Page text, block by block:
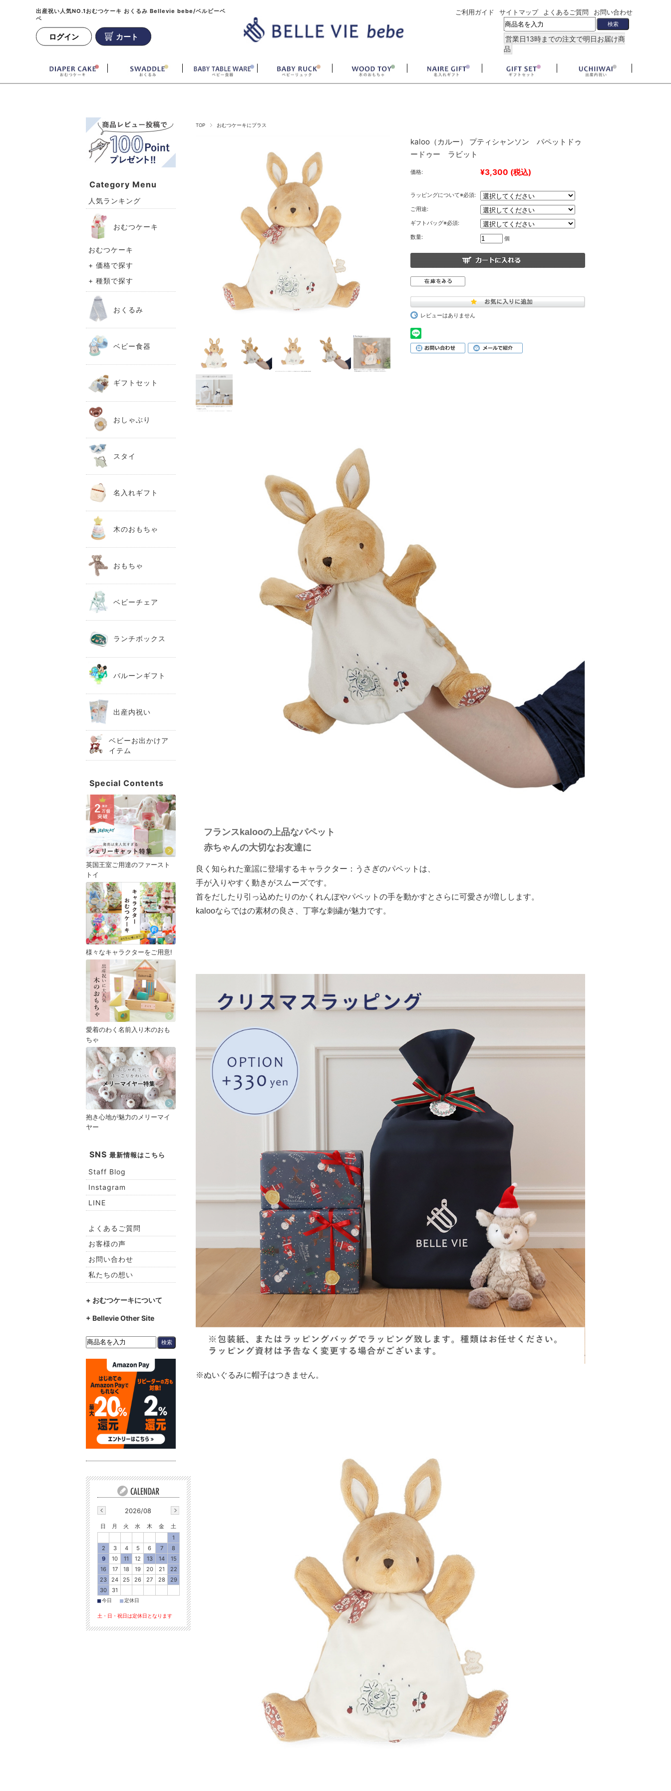
出産祝い人気NO.1おむつケーキ おくるみ Bellevie bebe/ベルビーベ
ベ
ログイン カート
ご利用ガイド サイトマップ よくあるご質問 お問い合わせ
営業日13時までの注文で明日お届け商
品
TOP おむつケーキにプラス
kaloo（カルー） プティシャンソン パペットドゥ
ードゥー ラビット
価格: ¥3,300 (税込)
ラッピングについて※必須:
ご用途:
ギフトバッグ※必須:
数量:
個
レビューはありません
フランスkalooの上品なパペット
赤ちゃんの大切なお友達に
良く知られた童謡に登場するキャラクター：うさぎのパペットは、
手が入りやすく動きがスムーズです。
首をだしたり引っ込めたりのかくれんぼやパペットの手を動かすとさらに可愛さが増しします。
kalooならではの素材の良さ、丁寧な刺繍が魅力です。
※ぬいぐるみに帽子はつきません。
Category Menu
人気ランキング
おむつケーキ
おむつケーキ
+ 価格で探す
+ 種類で探す
おくるみ
ベビー食器
ギフトセット
おしゃぶり
スタイ
名入れギフト
木のおもちゃ
おもちゃ
ベビーチェア
ランチボックス
バルーンギフト
出産内祝い
ベビーお出かけア
イテム
Special Contents
英国王室ご用達のファースト
トイ
様々なキャラクターをご用意!
愛着のわく名前入り木のおも
ちゃ
抱き心地が魅力のメリーマイ
ヤー
SNS 最新情報はこちら
Staff Blog
Instagram
LINE
よくあるご質問
お客様の声
お問い合わせ
私たちの想い
+ おむつケーキについて
+ Bellevie Other Site
2026/08
日 月 火 水 木 金
土
1
2
3 4 5 6 7
8
9
10 11 12 13 14
15
16
17 18 19 20 21
22
23
24 25 26 27 28
29
30
31
■今日 ■定休日
土・日・祝日は定休日となります